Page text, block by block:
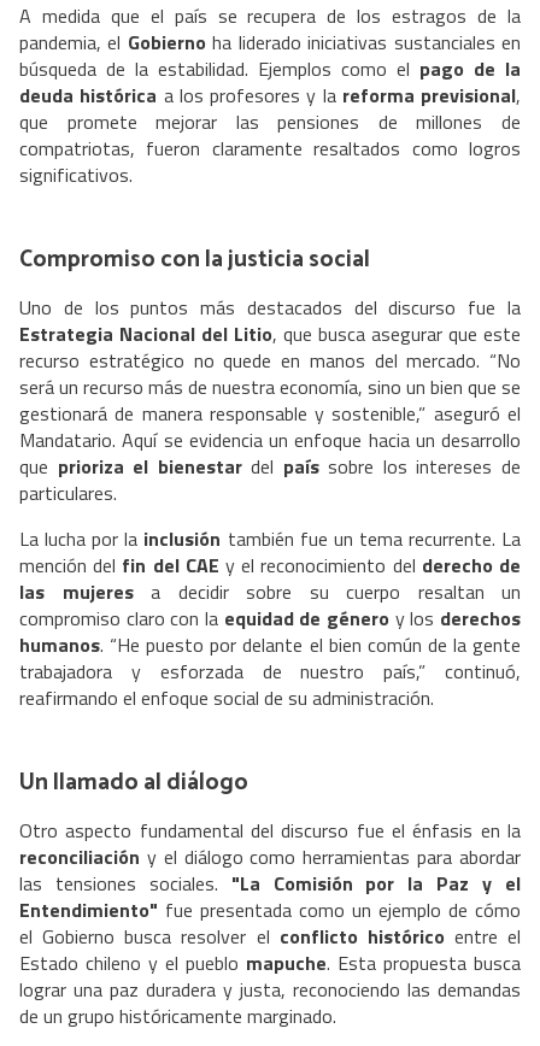
A medida que el país se recupera de los estragos de la
pandemia, el Gobierno ha liderado iniciativas sustanciales en
búsqueda de la estabilidad. Ejemplos como el pago de la
deuda histórica a los profesores y la reforma previsional,
que promete mejorar las pensiones de millones de
compatriotas, fueron claramente resaltados como logros
significativos.
Compromiso con la justicia social
Uno de los puntos más destacados del discurso fue la
Estrategia Nacional del Litio, que busca asegurar que este
recurso estratégico no quede en manos del mercado. “No
será un recurso más de nuestra economía, sino un bien que se
gestionará de manera responsable y sostenible,” aseguró el
Mandatario. Aquí se evidencia un enfoque hacia un desarrollo
que prioriza el bienestardel paíssobre los intereses de
particulares.
La lucha por la inclusión también fue un tema recurrente. La
mención del fin del CAE y el reconocimiento del derecho de
las mujeresa decidir sobre su cuerpo resaltan un
compromiso claro con la equidad de género y los derechos
humanos. “He puesto por delante el bien común de la gente
trabajadora y esforzada de nuestro país,” continuó,
reafirmando el enfoque social de su administración.
Un llamado al diálogo
Otro aspecto fundamental del discurso fue el énfasis en la
reconciliación y el diálogo como herramientas para abordar
las tensiones sociales. "La Comisión por la Paz y el
Entendimiento" fue presentada como un ejemplo de cómo
el Gobierno busca resolver el conflicto histórico entre el
Estado chileno y el pueblo mapuche. Esta propuesta busca
lograr una paz duradera y justa, reconociendo las demandas
de un grupo históricamente marginado.